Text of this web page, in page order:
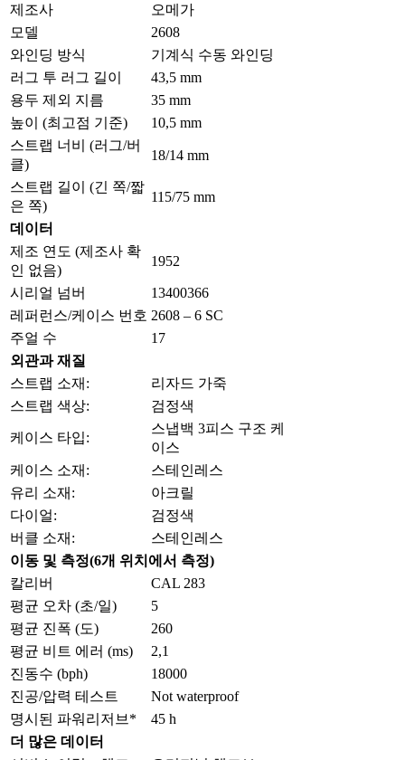
제조사
오메가
모델
2608
와인딩 방식
기계식 수동 와인딩
러그 투 러그 길이
43,5 mm
용두 제외 지름
35 mm
높이 (최고점 기준)
10,5 mm
스트랩 너비 (러그/버
클)
18/14 mm
스트랩 길이 (긴 쪽/짧
은 쪽)
115/75 mm
데이터
제조 연도 (제조사 확
인 없음)
1952
시리얼 넘버
13400366
레퍼런스/케이스 번호 2608 – 6 SC
주얼 수
17
외관과 재질
스트랩 소재:
리자드 가죽
스트랩 색상:
검정색
케이스 타입:
스냅백 3피스 구조 케
이스
케이스 소재:
스테인레스
유리 소재:
아크릴
다이얼:
검정색
버클 소재:
스테인레스
이동 및 측정(6개 위치에서 측정)
칼리버
CAL 283
평균 오차 (초/일)
5
평균 진폭 (도)
260
평균 비트 에러 (ms)
2,1
진동수 (bph)
18000
진공/압력 테스트
Not waterproof
명시된 파워리저브*
45 h
더 많은 데이터